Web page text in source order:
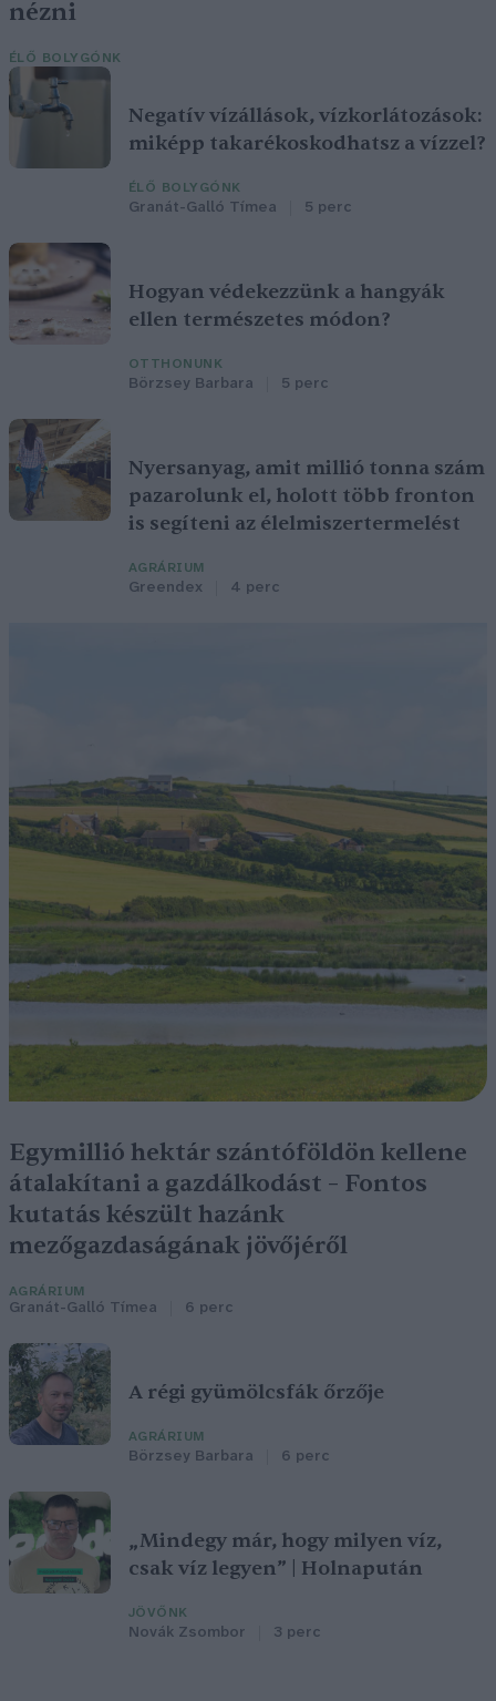
nézni
ÉLŐ BOLYGÓNK
Negatív vízállások, vízkorlátozások:
miképp takarékoskodhatsz a vízzel?
ÉLŐ BOLYGÓNK
Granát-Galló Tímea 5 perc
Hogyan védekezzünk a hangyák
ellen természetes módon?
OTTHONUNK
Börzsey Barbara 5 perc
Nyersanyag, amit millió tonna szám
pazarolunk el, holott több fronton
is segíteni az élelmiszertermelést
AGRÁRIUM
Greendex 4 perc
Egymillió hektár szántóföldön kellene
átalakítani a gazdálkodást – Fontos
kutatás készült hazánk
mezőgazdaságának jövőjéről
AGRÁRIUM
Granát-Galló Tímea 6 perc
A régi gyümölcsfák őrzője
AGRÁRIUM
Börzsey Barbara 6 perc
„Mindegy már, hogy milyen víz,
csak víz legyen” | Holnapután
JÖVŐNK
Novák Zsombor 3 perc